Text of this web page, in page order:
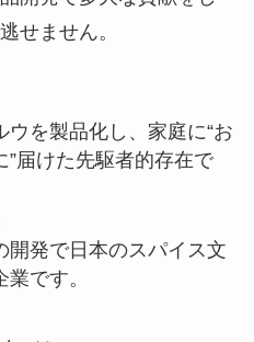
せません。
ウを製品化し、家庭に“お
”届けた先駆者的存在で
開発で日本のスパイス文
です。